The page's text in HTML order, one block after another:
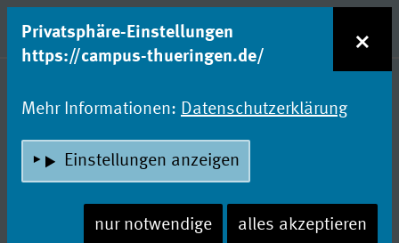
zum Inhalt
Entdecke Dein Studium!
LUST, DIE WELT ZU
LUST, DIE WELT ZU
VERBESSERN?
Dann werde jetzt aktiv und klick’ auf den
Bereich, der dich interessiert:
Privatsphäre-Einstellungen
https://campus-thueringen.de/
×
Mehr Informationen: Datenschutzerklärung
Einstellungen anzeigen
nur notwendige alles akzeptieren